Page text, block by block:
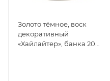
Золото тёмное, воск
декоративный
«Хайлайтер», банка 20